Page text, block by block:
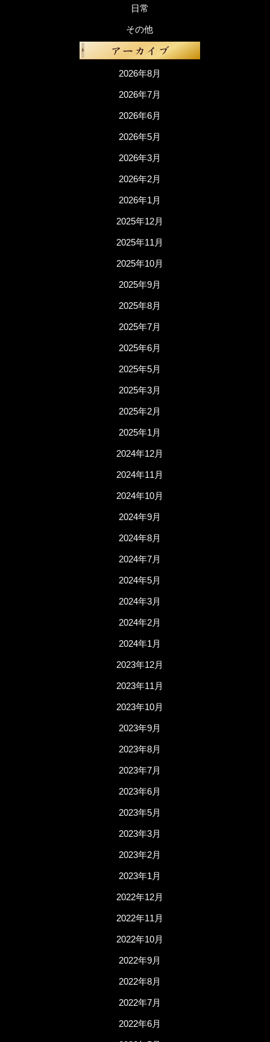
日常
その他
2026年8月
2026年7月
2026年6月
2026年5月
2026年3月
2026年2月
2026年1月
2025年12月
2025年11月
2025年10月
2025年9月
2025年8月
2025年7月
2025年6月
2025年5月
2025年3月
2025年2月
2025年1月
2024年12月
2024年11月
2024年10月
2024年9月
2024年8月
2024年7月
2024年5月
2024年3月
2024年2月
2024年1月
2023年12月
2023年11月
2023年10月
2023年9月
2023年8月
2023年7月
2023年6月
2023年5月
2023年3月
2023年2月
2023年1月
2022年12月
2022年11月
2022年10月
2022年9月
2022年8月
2022年7月
2022年6月